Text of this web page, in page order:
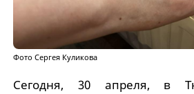
Фото Сергея Куликова
Сегодня, 30 апреля, в